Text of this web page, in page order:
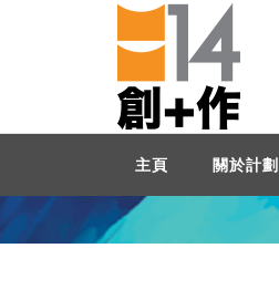
主頁 關於計劃